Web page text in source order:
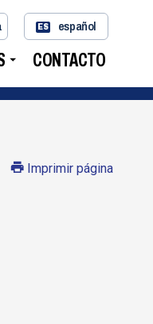
CONTACTO
ES español
Imprimir página